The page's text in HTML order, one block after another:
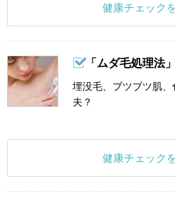
健康チェック
「ムダ毛処理法
埋没毛、ブツブツ肌
夫？
健康チェック